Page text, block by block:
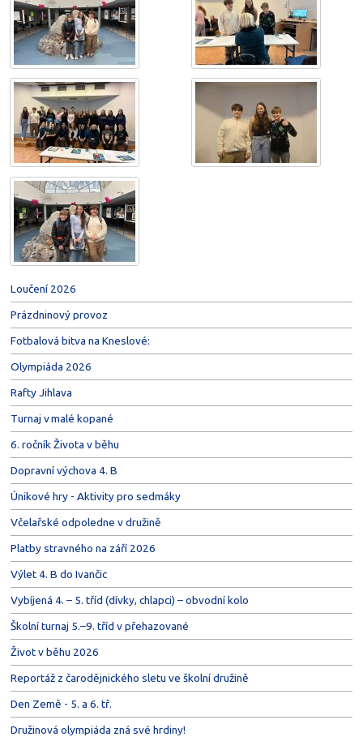
Loučení 2026
Prázdninový provoz
Fotbalová bitva na Kneslové:
Olympiáda 2026
Rafty Jihlava
Turnaj v malé kopané
6. ročník Života v běhu
Dopravní výchova 4. B
Únikové hry - Aktivity pro sedmáky
Včelařské odpoledne v družině
Platby stravného na září 2026
Výlet 4. B do Ivančic
Vybíjená 4. – 5. tříd (dívky, chlapci) – obvodní kolo
Školní turnaj 5.–9. tříd v přehazované
Život v běhu 2026
Reportáž z čarodějnického sletu ve školní družině
Den Země - 5. a 6. tř.
Družinová olympiáda zná své hrdiny!